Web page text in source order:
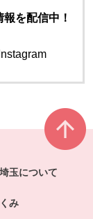
を配信中！
。
Instagram
別のウィンドウ
玉について
み